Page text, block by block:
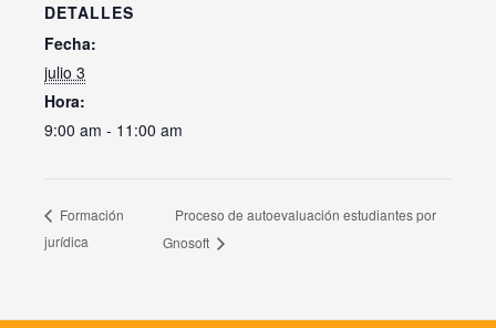
DETALLES
Fecha:
julio 3
Hora:
9:00 am - 11:00 am
Formación
jurídica
Proceso de autoevaluación estudiantes por
Gnosoft